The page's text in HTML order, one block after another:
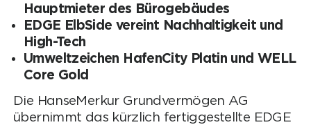
Hauptmieter des Bürogebäudes
EDGE ElbSide vereint Nachhaltigkeit und
High-Tech
Umweltzeichen HafenCity Platin und WELL
Core Gold
Die HanseMerkur Grundvermögen AG
übernimmt das kürzlich fertiggestellte EDGE